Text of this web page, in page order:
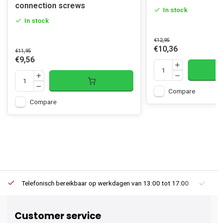
connection screws
In stock
€11,95
€9,56
Compare
In stock
€12,95
€10,36
Compare
Telefonisch bereikbaar op werkdagen van 13:00 tot 17:00
Customer service